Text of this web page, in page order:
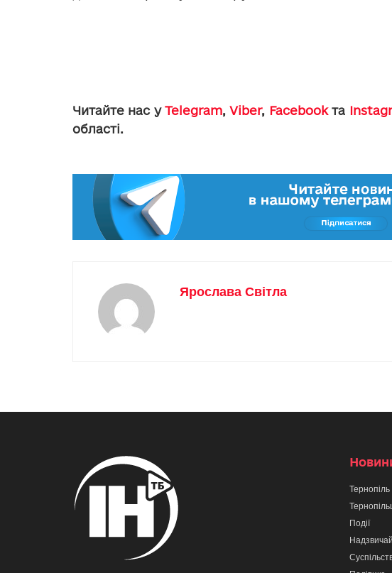
Читайте нас уTelegram,Viber, Facebookта
області.
Ярослава Світла
Тернопіль
Події